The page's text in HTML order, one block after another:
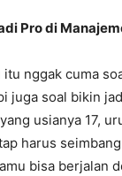
Pro di
nggak cuma
juga soal bikin
usianya 17,
harus
bisa berjalan